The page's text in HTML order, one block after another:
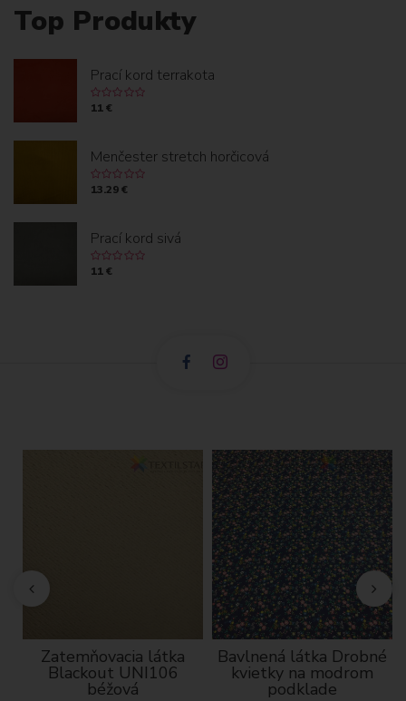
Top Produkty
Prací kord terrakota
11 €
Menčester stretch horčicová
13.29 €
Prací kord sivá
11 €
Zatemňovacia látka
Blackout UNI106
béžová
Bavlnená látka Drobné
kvietky na modrom
podklade